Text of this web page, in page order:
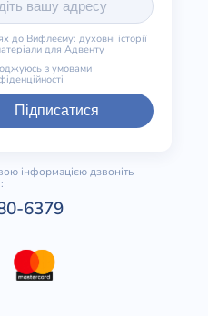
до Вифлеєму: духовні історії
для Адвенту
з умовами
Підписатися
інформацією дзвоніть
6379